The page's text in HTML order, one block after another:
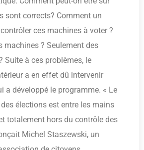
sont corrects? Comment un
ces machines à voter ?
machines ? Seulement des
Suite à ces problèmes, le
a en effet dû intervenir
a développé le programme. « Le
élections est entre les mains
totalement hors du contrôle des
Michel Staszewski, un